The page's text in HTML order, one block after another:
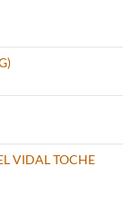
VIDAL TOCHE